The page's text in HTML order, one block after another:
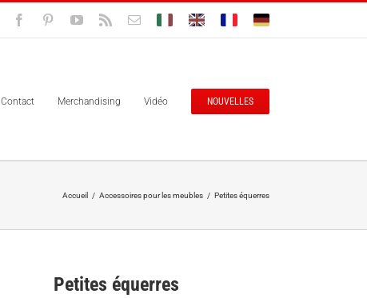
FacebookPinterestYouTube
Rss EmailBolisitalia.itBolisitalia.com
Bolisitalia.frBolisitalia.de
Contact Merchandising Vidéo NOUVELLES
Accueil / Accessoires pour les meubles / Petites équerres
Petites équerres